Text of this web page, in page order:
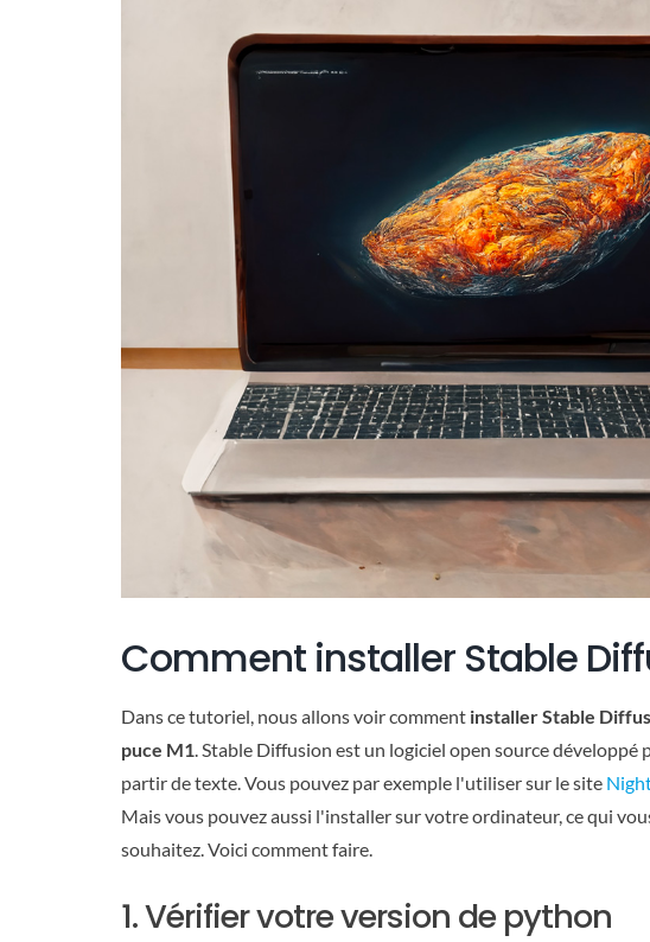
Comment installer Stable
Dans ce tutoriel, nous allons voir comment installer Stable
puce M1. Stable Diffusion est un logiciel open source développé
partir de texte. Vous pouvez par exemple l'utiliser sur le site
Mais vous pouvez aussi l'installer sur votre ordinateur, ce qui
souhaitez. Voici comment faire.
1. Vérifier votre version de python